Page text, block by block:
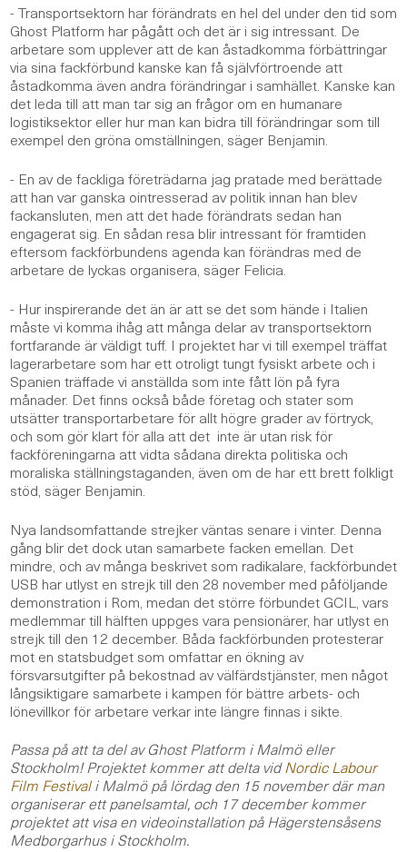
- Transportsektorn har förändrats en hel del under den tid som
Ghost Platform har pågått och det är i sig intressant. De
arbetare som upplever att de kan åstadkomma förbättringar
via sina fackförbund kanske kan få självförtroende att
åstadkomma även andra förändringar i samhället. Kanske kan
det leda till att man tar sig an frågor om en humanare
logistiksektor eller hur man kan bidra till förändringar som till
exempel den gröna omställningen, säger Benjamin.
- En av de fackliga företrädarna jag pratade med berättade
att han var ganska ointresserad av politik innan han blev
fackansluten, men att det hade förändrats sedan han
engagerat sig. En sådan resa blir intressant för framtiden
eftersom fackförbundens agenda kan förändras med de
arbetare de lyckas organisera, säger Felicia.
- Hur inspirerande det än är att se det som hände i Italien
måste vi komma ihåg att många delar av transportsektorn
fortfarande är väldigt tuff. I projektet har vi till exempel träffat
lagerarbetare som har ett otroligt tungt fysiskt arbete och i
Spanien träffade vi anställda som inte fått lön på fyra
månader. Det finns också både företag och stater som
utsätter transportarbetare för allt högre grader av förtryck,
och som gör klart för alla att det inte är utan risk för
fackföreningarna att vidta sådana direkta politiska och
moraliska ställningstaganden, även om de har ett brett folkligt
stöd, säger Benjamin.
Nya landsomfattande strejker väntas senare i vinter. Denna
gång blir det dock utan samarbete facken emellan. Det
mindre, och av många beskrivet som radikalare, fackförbundet
USB har utlyst en strejk till den 28 november med påföljande
demonstration i Rom, medan det större förbundet GCIL, vars
medlemmar till hälften uppges vara pensionärer, har utlyst en
strejk till den 12 december. Båda fackförbunden protesterar
mot en statsbudget som omfattar en ökning av
försvarsutgifter på bekostnad av välfärdstjänster, men något
långsiktigare samarbete i kampen för bättre arbets- och
lönevillkor för arbetare verkar inte längre finnas i sikte.
Passa på att ta del av Ghost Platform i Malmö eller
Stockholm! Projektet kommer att delta vidNordic Labour
Film Festivali Malmö på lördag den 15 november där man
organiserar ett panelsamtal, och 17 december kommer
projektet att visa en videoinstallation på Hägerstensåsens
Medborgarhus i Stockholm.